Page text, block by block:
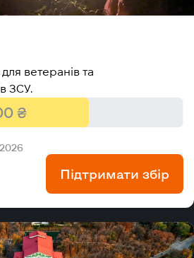
ветеранів та
ЗСУ.
₴
Підтримати збір